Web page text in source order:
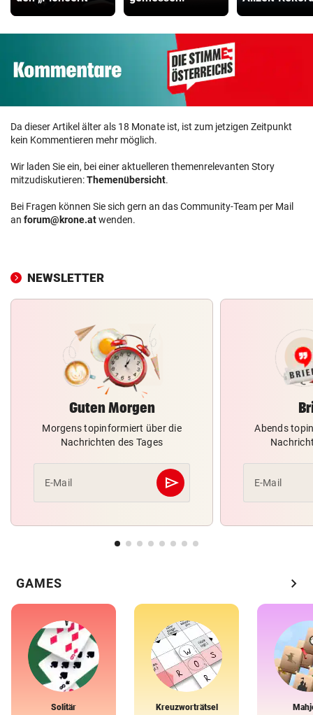
Da dieser Artikel älter als 18 Monate ist, ist zum jetzigen Zeitpunkt
kein Kommentieren mehr möglich.
Wir laden Sie ein, bei einer aktuelleren themenrelevanten Story
mitzudiskutieren:Themenübersicht.
Bei Fragen können Sie sich gern an das Community-Team per Mail
an forum@krone.atwenden.
NEWSLETTER
Guten Morgen
Morgens topinformiert über die
Nachrichten des Tages
E-Mail send
Abschicken
Abends
E-Mail
GAMES chevron_right
Solitär Kreuzworträtsel